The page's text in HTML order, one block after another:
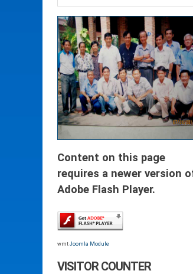
Content on this page
requires a newer version
Adobe Flash Player.
wmt Joomla Module
VISITOR COUNTER